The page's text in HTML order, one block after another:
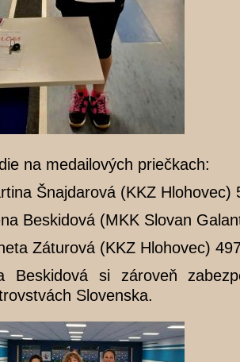
na medailových priečkach:
Šnajdarová (KKZ Hlohovec)
Beskidová (MKK Slovan
Záturová (KKZ Hlohovec)
Beskidová si zároveň
Slovenska.